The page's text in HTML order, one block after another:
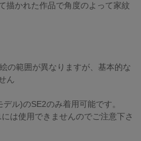
描かれた作品で角度のよって家紋
の範囲が異なりますが、基本的な
ん
ル)のSE2のみ着用可能です。
は使用できませんのでご注意下さ